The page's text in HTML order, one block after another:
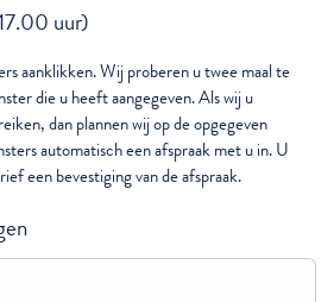
uur)
aanklikken. Wij proberen u twee maal te
u heeft aangegeven. Als wij u
dan plannen wij op de opgegeven
automatisch een afspraak met u in. U
een bevestiging van de afspraak.